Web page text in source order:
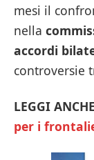
mesi il
nella
accordi
controversie
LEGGI
per i